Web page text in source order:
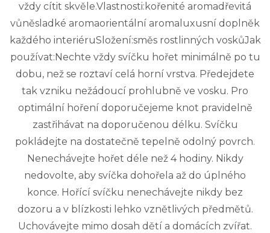
vždy cítit skvěle.Vlastnosti:kořenité aromadřevitá
vůněsladké aromaorientální aromaluxusní doplněk
každého interiéruSložení:směs rostlinných voskůJak
používat:Nechte vždy svíčku hořet minimálně po tu
dobu, než se roztaví celá horní vrstva. Předejdete
tak vzniku nežádoucí prohlubně ve vosku. Pro
optimální hoření doporučejeme knot pravidelně
zastřihávat na doporučenou délku. Svíčku
pokládejte na dostatečně tepelně odolný povrch.
Nenechávejte hořet déle než 4 hodiny. Nikdy
nedovolte, aby svíčka dohořela až do úplného
konce. Hořící svíčku nenechávejte nikdy bez
dozoru a v blízkosti lehko vznětlivých předmětů.
Uchovávejte mimo dosah dětí a domácích zvířat.